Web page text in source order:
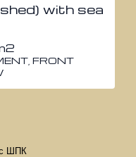
with sea
FRONT
ШПК